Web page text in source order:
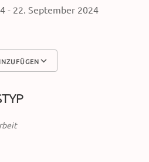
- 22. September 2024